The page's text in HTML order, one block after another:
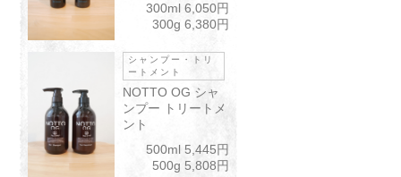
300ml 6,050円
300g 6,380円
シャンプー・トリ
ートメント
NOTTO OG シャ
ンプー トリートメ
ント
500ml 5,445円
500g 5,808円